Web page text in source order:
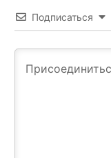
Подписаться